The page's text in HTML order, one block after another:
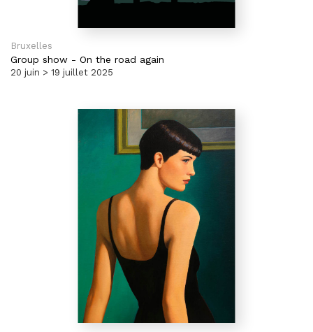
Bruxelles
Group show - On the road again
20 juin > 19 juillet 2025